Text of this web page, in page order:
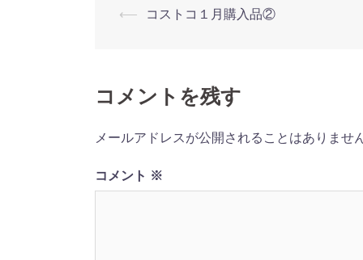
投
ナ
ビ
ゲ
⟵ コストコ１月購入品②
コメントを残す
メールアドレスが公開されることはありませ
コメント ※